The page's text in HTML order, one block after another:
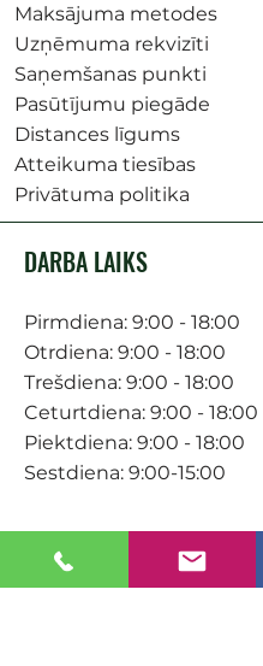
Maksājuma metodes
Uzņēmuma rekvizīti
Saņemšanas punkti
Pasūtījumu piegāde
Distances līgums
Atteikuma tiesības
Privātuma politika
DARBA LAIKS
Pirmdiena: 9:00 - 18:00
Otrdiena: 9:00 - 18:00
Trešdiena: 9:00 - 18:00
Ceturtdiena: 9:00 - 18:00
Piektdiena: 9:00 - 18:00
Sestdiena: 9:00-15:00
KONTAKTI